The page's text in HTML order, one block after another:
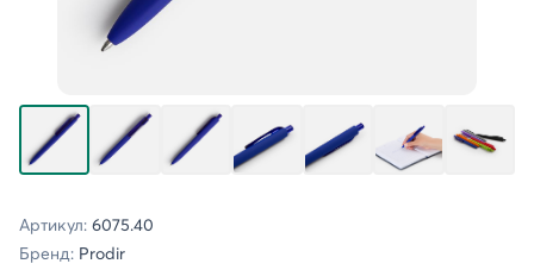
Артикул: 6075.40
Бренд: Prodir